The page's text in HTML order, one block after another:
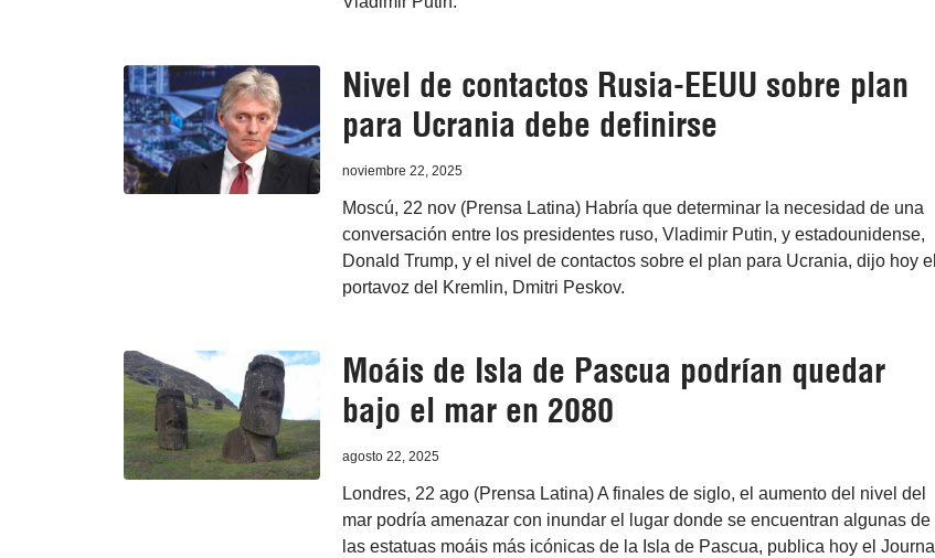
Nivel de contactos Rusia-EEUU sobre plan
para Ucrania debe definirse
noviembre 22, 2025
Moscú, 22 nov (Prensa Latina) Habría que determinar la necesidad de una
conversación entre los presidentes ruso, Vladimir Putin, y estadounidense,
Donald Trump, y el nivel de contactos sobre el plan para Ucrania, dijo hoy el
portavoz del Kremlin, Dmitri Peskov.
Moáis de Isla de Pascua podrían quedar
bajo el mar en 2080
agosto 22, 2025
Londres, 22 ago (Prensa Latina) A finales de siglo, el aumento del nivel del
mar podría amenazar con inundar el lugar donde se encuentran algunas de
las estatuas moáis más icónicas de la Isla de Pascua, publica hoy el Journal